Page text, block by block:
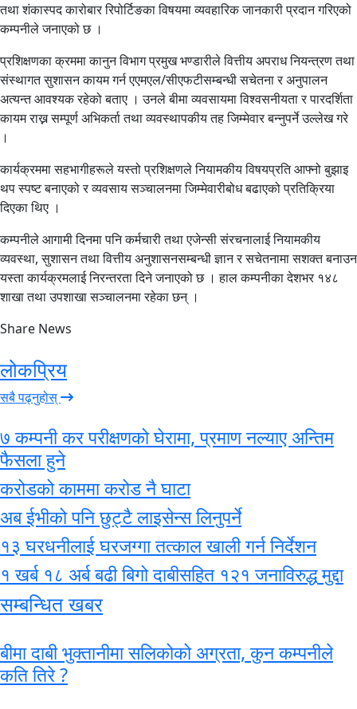
तथा शंकास्पद कारोबार रिपोर्टिङका विषयमा व्यवहारिक जानकारी प्रदान गरिएको
कम्पनीले जनाएको छ ।
प्रशिक्षणका क्रममा कानुन विभाग प्रमुख भण्डारीले वित्तीय अपराध नियन्त्रण तथा
संस्थागत सुशासन कायम गर्न एएमएल/सीएफटीसम्बन्धी सचेतना र अनुपालन
अत्यन्त आवश्यक रहेको बताए । उनले बीमा व्यवसायमा विश्वसनीयता र पारदर्शिता
कायम राख्न सम्पूर्ण अभिकर्ता तथा व्यवस्थापकीय तह जिम्मेवार बन्नुपर्ने उल्लेख गरे
।
कार्यक्रममा सहभागीहरूले यस्तो प्रशिक्षणले नियामकीय विषयप्रति आफ्नो बुझाइ
थप स्पष्ट बनाएको र व्यवसाय सञ्चालनमा जिम्मेवारीबोध बढाएको प्रतिक्रिया
दिएका थिए ।
कम्पनीले आगामी दिनमा पनि कर्मचारी तथा एजेन्सी संरचनालाई नियामकीय
व्यवस्था, सुशासन तथा वित्तीय अनुशासनसम्बन्धी ज्ञान र सचेतनामा सशक्त बनाउन
यस्ता कार्यक्रमलाई निरन्तरता दिने जनाएको छ । हाल कम्पनीका देशभर १४८
शाखा तथा उपशाखा सञ्चालनमा रहेका छन् ।
Share News
लोकप्रिय
सबै पढ्नुहोस्
७ कम्पनी कर परीक्षणको घेरामा, प्रमाण नल्याए अन्तिम
फैसला हुने
करोडको काममा करोड नै घाटा
अब ईभीको पनि छुट्टै लाइसेन्स लिनुपर्ने
१३ घरधनीलाई घरजग्गा तत्काल खाली गर्न निर्देशन
१ खर्ब १८ अर्ब बढी बिगो दाबीसहित १२१ जनाविरुद्ध मुद्दा
सम्बन्धित खबर
बीमा दाबी भुक्तानीमा सलिकोको अग्रता, कुन कम्पनीले
कति तिरे ?